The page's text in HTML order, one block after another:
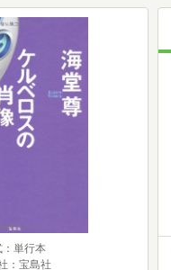
：単行本
：宝島社